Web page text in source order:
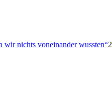
wir nichts voneinander wussten“2